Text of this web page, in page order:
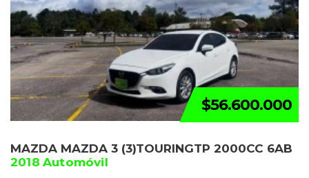
$56.600.000
MAZDA MAZDA 3 (3)TOURINGTP 2000CC 6AB
2018 Automóvil